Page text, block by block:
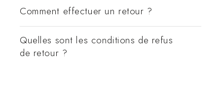
Comment effectuer un retour ?
Quelles sont les conditions de refus
de retour ?